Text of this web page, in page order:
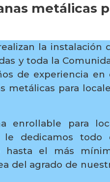
metálicas
la instalación
y toda la
de experiencia en
metálicas para
enrollable para
dedicamos todo
hasta el más
del agrado de